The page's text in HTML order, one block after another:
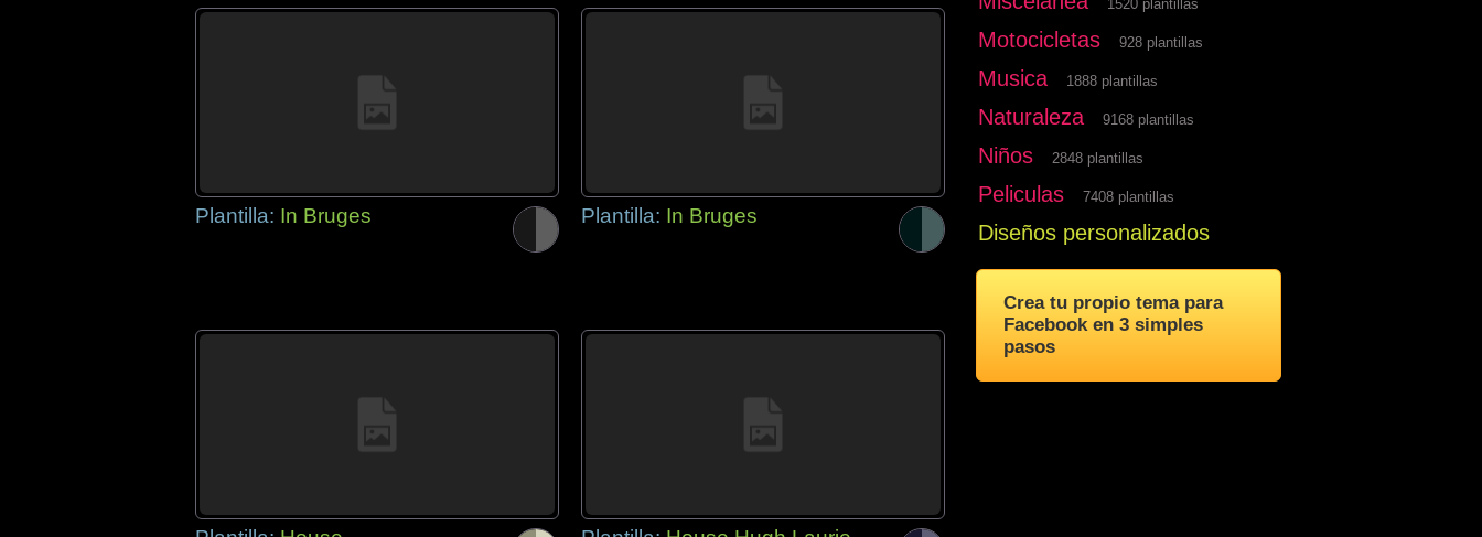
Plantilla: In Bruges Plantilla: In Bruges
1520 plantillas
Motocicletas 928 plantillas
Musica 1888 plantillas
Naturaleza 9168 plantillas
Niños 2848 plantillas
Peliculas 7408 plantillas
Diseños personalizados
Crea tu propio tema para
Facebook en 3 simples
pasos